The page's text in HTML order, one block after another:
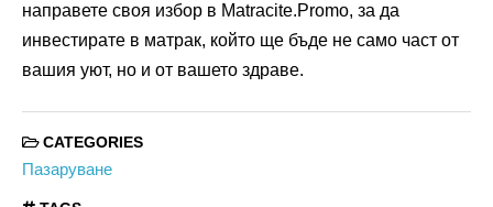
направете своя избор в Matracite.Promo, за да
инвестирате в матрак, който ще бъде не само част от
вашия уют, но и от вашето здраве.
CATEGORIES
Пазаруване